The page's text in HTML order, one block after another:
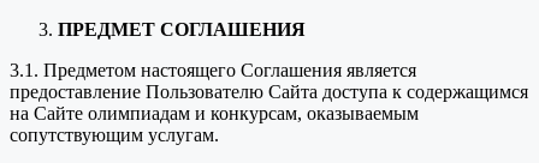
ПРЕДМЕТ СОГЛАШЕНИЯ
3.1. Предметом настоящего Соглашения является
предоставление Пользователю Сайта доступа к содержащимся
на Сайте олимпиадам и конкурсам, оказываемым
сопутствующим услугам.